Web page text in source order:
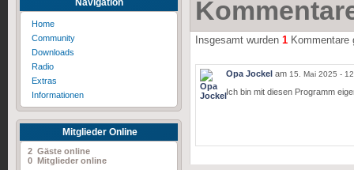
Navigation
Home
Community
Downloads
Radio
Extras
Informationen
Mitglieder Online
2 Gäste online
0 Mitglieder online
Insgesamt wurden 1 Kommentare
Opa Jockel am 15. Mai 2025 -
Ich bin mit diesen Programm